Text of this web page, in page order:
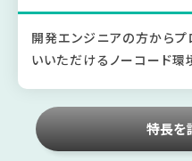
開発エンジニアの方から
いいただけるノーコード環
特長を